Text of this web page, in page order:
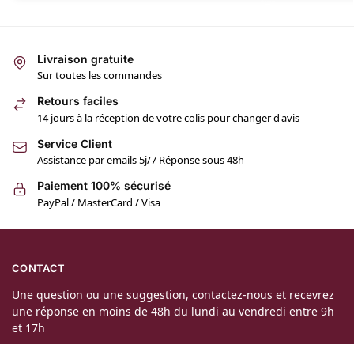
Livraison gratuite
Sur toutes les commandes
Retours faciles
14 jours à la réception de votre colis pour changer d'avis
Service Client
Assistance par emails 5j/7 Réponse sous 48h
Paiement 100% sécurisé
PayPal / MasterCard / Visa
CONTACT
Une question ou une suggestion, contactez-nous et recevrez
une réponse en moins de 48h du lundi au vendredi entre 9h
et 17h